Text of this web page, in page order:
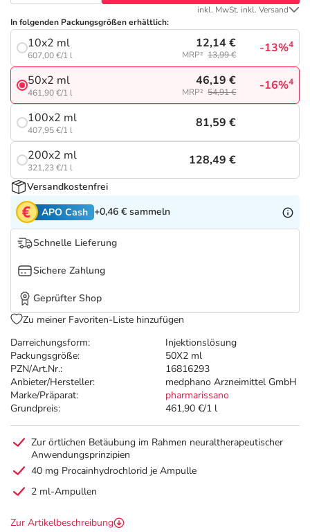
Tierapotheke
Vitamine & Mineralstoffe
Marken
Salus Deals
Darreichungsform:
Injektionslösung
Packungsgröße:
50X2 ml
PZN/Art.Nr.:
16816293
Anbieter/Hersteller:
medphano Arzneimittel GmbH
Marke/Präparat:
pharmarissano
Grundpreis:
461,90 €/1 l
inkl. MwSt. inkl. Versand
In folgenden Packungsgrößen erhältlich:
10x2 ml
607,00 €/1 l
12,14 €
MRP² 13,99 € -13%4
50x2 ml
461,90 €/1 l
46,19 €
MRP² 54,91 € -16%4
100x2 ml
407,95 €/1 l
81,59 €
200x2 ml
321,23 €/1 l
128,49 €
Versandkostenfrei
APO Cash +0,46 € sammeln
Schnelle Lieferung
Sichere Zahlung
Geprüfter Shop
Zu meiner Favoriten-Liste hinzufügen
Zur örtlichen Betäubung im Rahmen neuraltherapeutischer
Anwendungsprinzipien
40 mg Procainhydrochlorid je Ampulle
2 ml-Ampullen
Zur Artikelbeschreibung